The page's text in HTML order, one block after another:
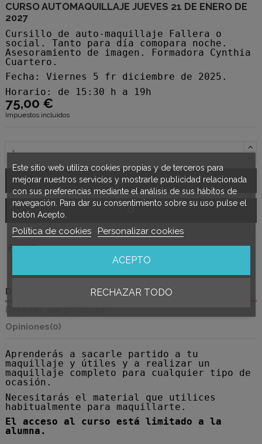
CURSO AUTOMAQUILLAJE JUEVES 21 DE ENERO DE
2027
Cursillo de auto-maquillaje Fallera o
social. Tanto para día comopara noche.
Asesoramiento de imagen. Formadora Cynthia
Cuartero.
Fecha: Viernes 5 fr diciembre de 2025.
Horario: de 15:30 h a 19h
75,00 €
Impuestos incluidos
Añadir al carrito
Descripción
Detalles del producto
Opiniones(0)
Aprenderás a sacarle partido a tu
maquillaje y útiles y a realizar un
maquillaje completo para cualquier tipo de
ocasión.
Necesitarás el material que utilices
habitualmente para maquillarte.
El acceso al curso está limitado a la
alumna.
Este sitio web utiliza cookies propias y de terceros para
mejorar nuestros servicios y mostrarle publicidad relacionada
con sus preferencias mediante el análisis de sus hábitos de
navegación. Para dar su consentimiento sobre su uso pulse el
botón Acepto.
Política de cookies Personalizar cookies
RECHAZAR TODO
ACEPTO